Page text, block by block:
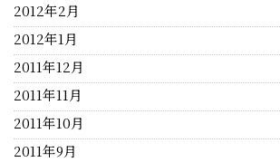
2012年2月
2012年1月
2011年12月
2011年11月
2011年10月
2011年9月